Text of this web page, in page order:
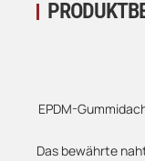
EPDM-
Das bewährte